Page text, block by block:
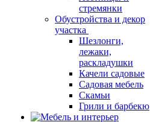
стремянки
Обустройства и декор
участка
Шезлонги,
лежаки,
раскладушки
Качели садовые
Садовая мебель
Скамьи
Грили и барбекю